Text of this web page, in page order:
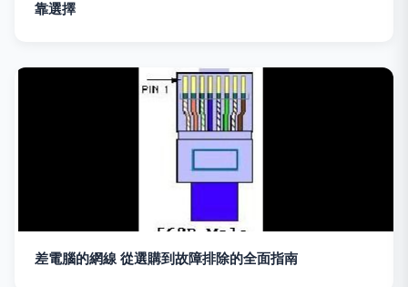
靠選擇
差電腦的網線 從選購到故障排除的全面指南